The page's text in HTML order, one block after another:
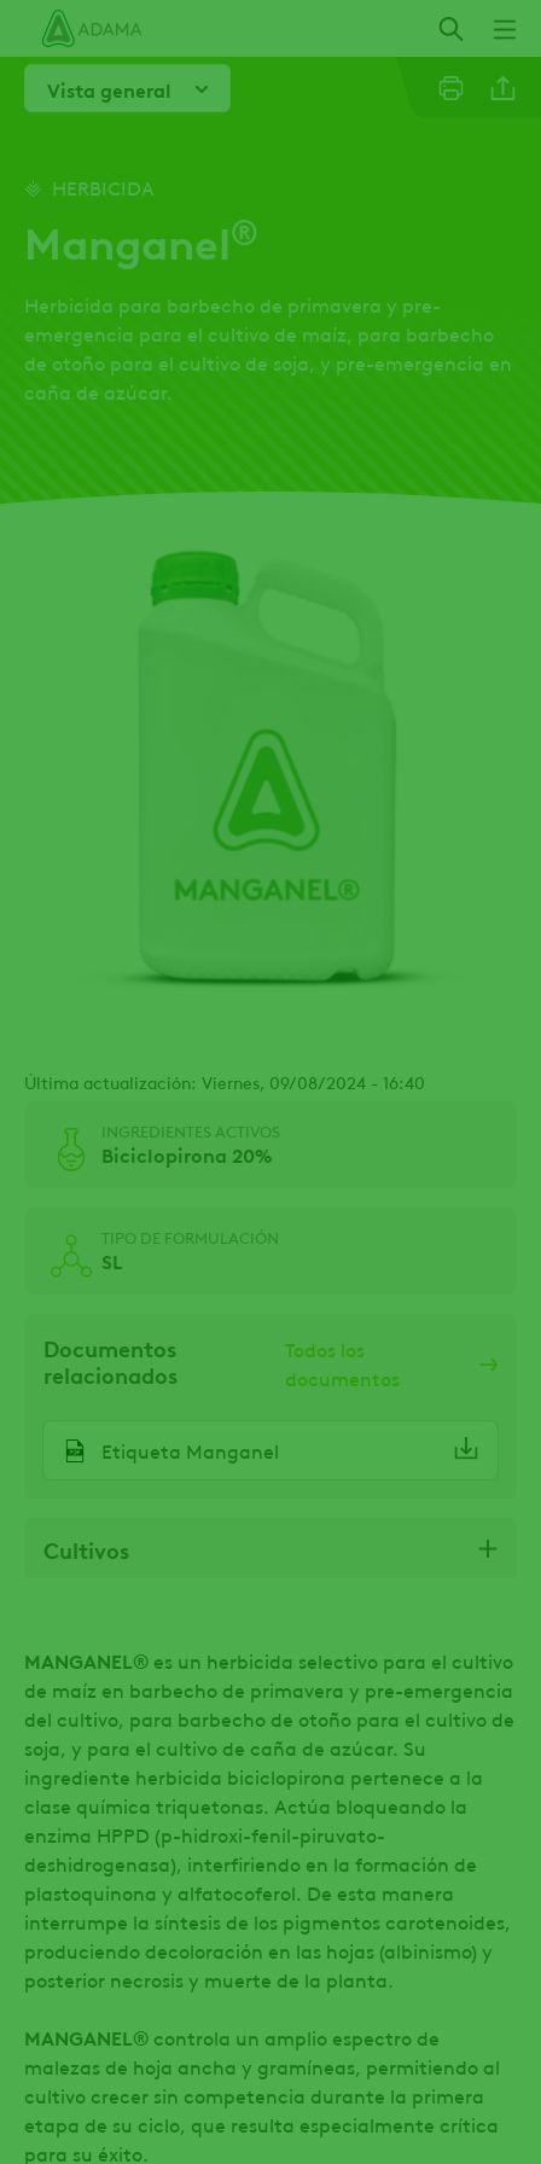
contenido
principalVista general
HERBICIDA
Manganel®
Herbicida para barbecho de primavera y pre-
emergencia para el cultivo de maíz, para barbecho
de otoño para el cultivo de soja, y pre-emergencia en
caña de azúcar.
Última actualización: Viernes, 09/08/2024 - 16:40
MANGANEL® es un herbicida selectivo para el cultivo
de maíz en barbecho de primavera y pre-emergencia
del cultivo, para barbecho de otoño para el cultivo de
soja, y para el cultivo de caña de azúcar. Su
ingrediente herbicida biciclopirona pertenece a la
clase química triquetonas. Actúa bloqueando la
enzima HPPD (p-hidroxi-fenil-piruvato-
deshidrogenasa), interfiriendo en la formación de
plastoquinona y alfatocoferol. De esta manera
interrumpe la síntesis de los pigmentos carotenoides,
produciendo decoloración en las hojas (albinismo) y
posterior necrosis y muerte de la planta.
MANGANEL® controla un amplio espectro de
malezas de hoja ancha y gramíneas, permitiendo al
cultivo crecer sin competencia durante la primera
etapa de su ciclo, que resulta especialmente crítica
para su éxito.
INGREDIENTES ACTIVOS
Biciclopirona 20%
TIPO DE FORMULACIÓN
SL
Documentos
relacionados
Todos los
documentos
Etiqueta Manganel
Cultivos